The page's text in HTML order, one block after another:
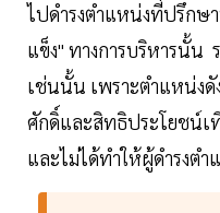
ไปดำรงตำแหน่งที่ปรึกษ
แข็ง" ทางการบริหารนั้น
เช่นนั้น เพราะตำแหน่ง
ศักดิ์และสิทธิประโยชน์เ
และไม่ได้ทำให้ผู้ดำรงต